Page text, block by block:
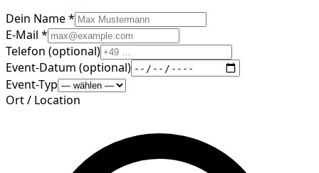
Dein Name *
E-Mail *
Telefon (optional)
Event-Datum (optional)
Event-Typ
Ort / Location